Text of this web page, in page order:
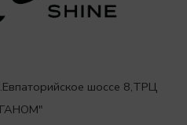
шоссе 8,ТРЦ